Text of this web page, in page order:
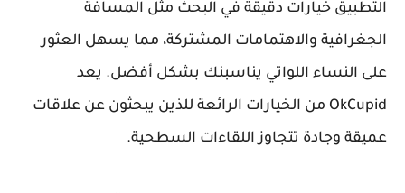
التطبيق خيارات دقيقة في البحث مثل المسافة
الجغرافية والاهتمامات المشتركة، مما يسهل العثور
على النساء اللواتي يناسبنك بشكل أفضل. يعد
OkCupid من الخيارات الرائعة للذين يبحثون عن علاقات
عميقة وجادة تتجاوز اللقاءات السطحية.